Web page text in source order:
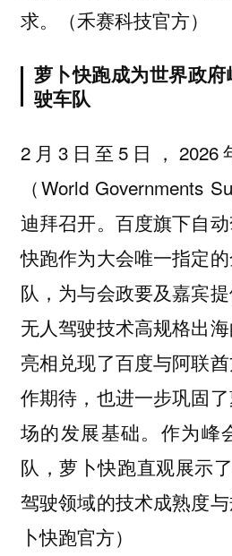
求。（禾赛科技官方）
萝卜快跑成为世界政
驶车队
2月3日至5日，2026
（World Governments
迪拜召开。百度旗下自
快跑作为大会唯一指定
队，为与会政要及嘉宾
无人驾驶技术高规格出
亮相兑现了百度与阿联
作期待，也进一步巩固
场的发展基础。作为峰
队，萝卜快跑直观展示
驾驶领域的技术成熟度
卜快跑官方）